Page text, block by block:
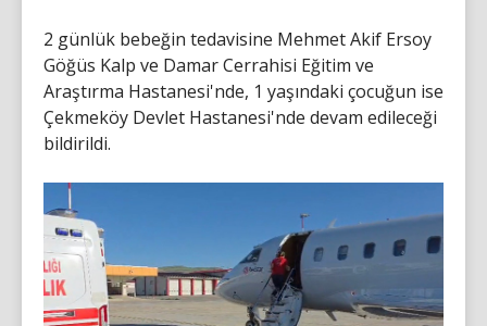
2 günlük bebeğin tedavisine Mehmet Akif Ersoy
Göğüs Kalp ve Damar Cerrahisi Eğitim ve
Araştırma Hastanesi'nde, 1 yaşındaki çocuğun ise
Çekmeköy Devlet Hastanesi'nde devam edileceği
bildirildi.